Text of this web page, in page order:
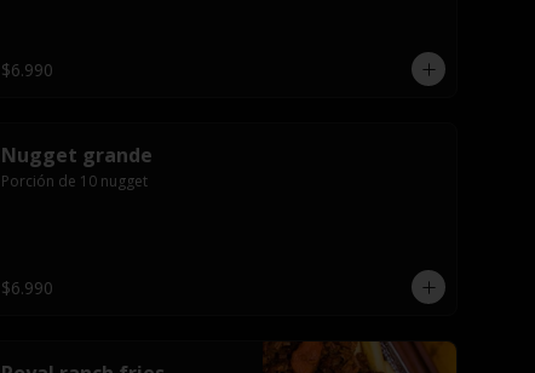
$6.990
Nugget grande
Porción de 10 nugget
$6.990